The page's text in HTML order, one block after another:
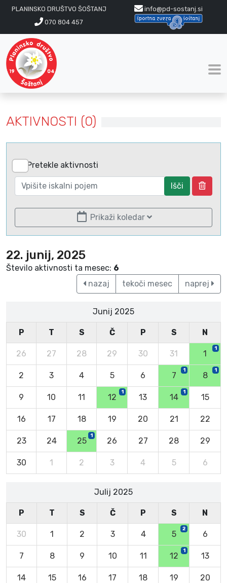
PLANINSKO DRUŠTVO ŠOŠTANJ
info@pd-sostanj.si
070 804 457
AKTIVNOSTI (0)
Pretekle aktivnosti
Išči
Prikaži koledar
22. junij, 2025
Število aktivnosti ta mesec: 6
nazaj
tekoči mesec naprej
Junij 2025
P T S Č P S N
26 27 28 29 30 31 1
1
2 3 4 5 6 7
1
8
1
9 10 11 12
1
13 14
1
15
16 17 18 19 20 21 22
23 24 25
1
26 27 28 29
30 1 2 3 4 5 6
Julij 2025
P T S Č P S N
30 1 2 3 4 5
2
6
7 8 9 10 11 12
1
13
14 15 16 17 18 19 20